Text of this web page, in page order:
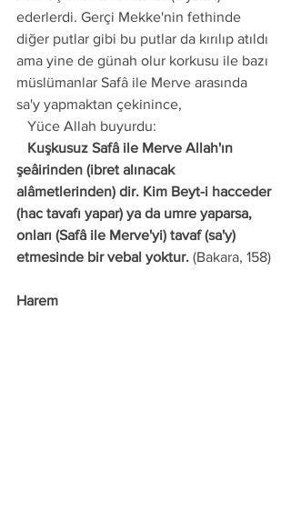
ederlerdi. Gerçi Mekke'nin fethinde
diğer putlar gibi bu putlar da kırılıp atıldı
ama yine de günah olur korkusu ile bazı
müslümanlar Safâ ile Merve arasında
sa'y yapmaktan çekinince,
   Yüce Allah buyurdu:
şeâirinden (ibret alınacak
alâmetlerinden) dir. Kim Beyt-i hacceder
(hac tavafı yapar) ya da umre yaparsa,
onları (Safâ ile Merve'yi) tavaf (sa'y)
etmesinde bir vebal yoktur. (Bakara, 158)
Harem